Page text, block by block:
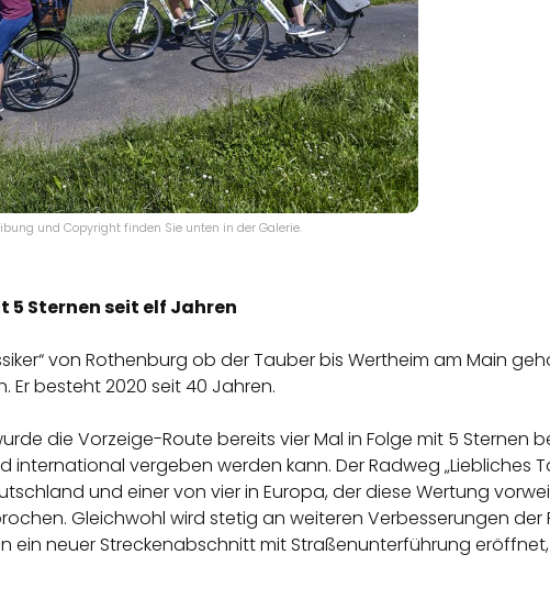
und Copyright finden Sie unten in der Galerie.
Sternen seit elf Jahren
von Rothenburg ob der Tauber bis Wertheim am Main
besteht 2020 seit 40 Jahren.
die Vorzeige-Route bereits vier Mal in Folge mit 5 Sternen
vergeben werden kann. Der Radweg „Liebliches
und einer von vier in Europa, der diese Wertung
Gleichwohl wird stetig an weiteren Verbesserungen
ein neuer Streckenabschnitt mit Straßenunterführung